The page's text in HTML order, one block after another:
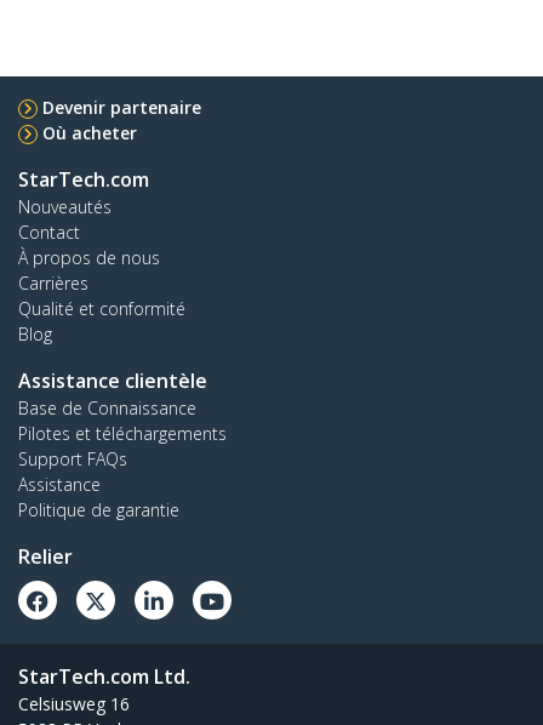
Devenir partenaire
Où acheter
StarTech.com
Nouveautés
Contact
À propos de nous
Carrières
Qualité et conformité
Blog
Assistance clientèle
Base de Connaissance
Pilotes et téléchargements
Support FAQs
Assistance
Politique de garantie
Relier
StarTech.com Ltd.
Celsiusweg 16